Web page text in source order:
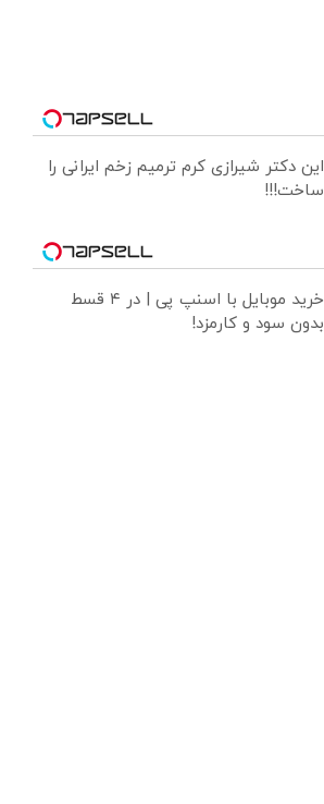
این دکتر شیرازی کرم ترمیم زخم ایرانی را
ساخت!!!
خرید موبایل با اسنپ پی | در ۴ قسط
بدون سود و کارمزد!